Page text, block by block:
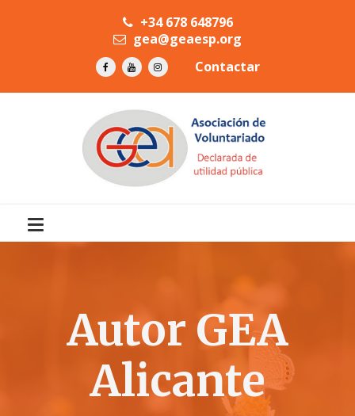
+34 678 648796
gea@geaesp.org
Contactar
Autor GEA
Alicante